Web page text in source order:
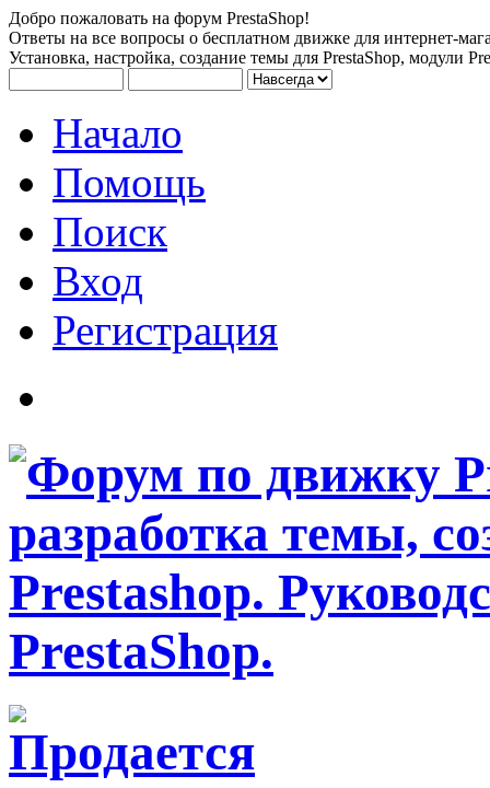
Добро пожаловать на форум PrestaShop!
Ответы на все вопросы о бесплатном движке для интернет-
Установка, настройка, создание темы для PrestaShop, модули
Начало
Помощь
Поиск
Вход
Регистрация